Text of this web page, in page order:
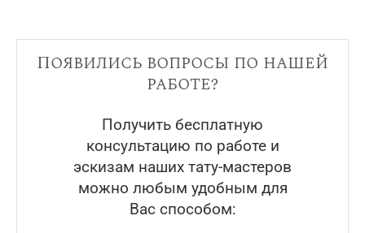
Появились вопросы по нашей
работе?
Получить бесплатную
консультацию по работе и
эскизам наших тату-мастеров
можно любым удобным для
Вас способом: